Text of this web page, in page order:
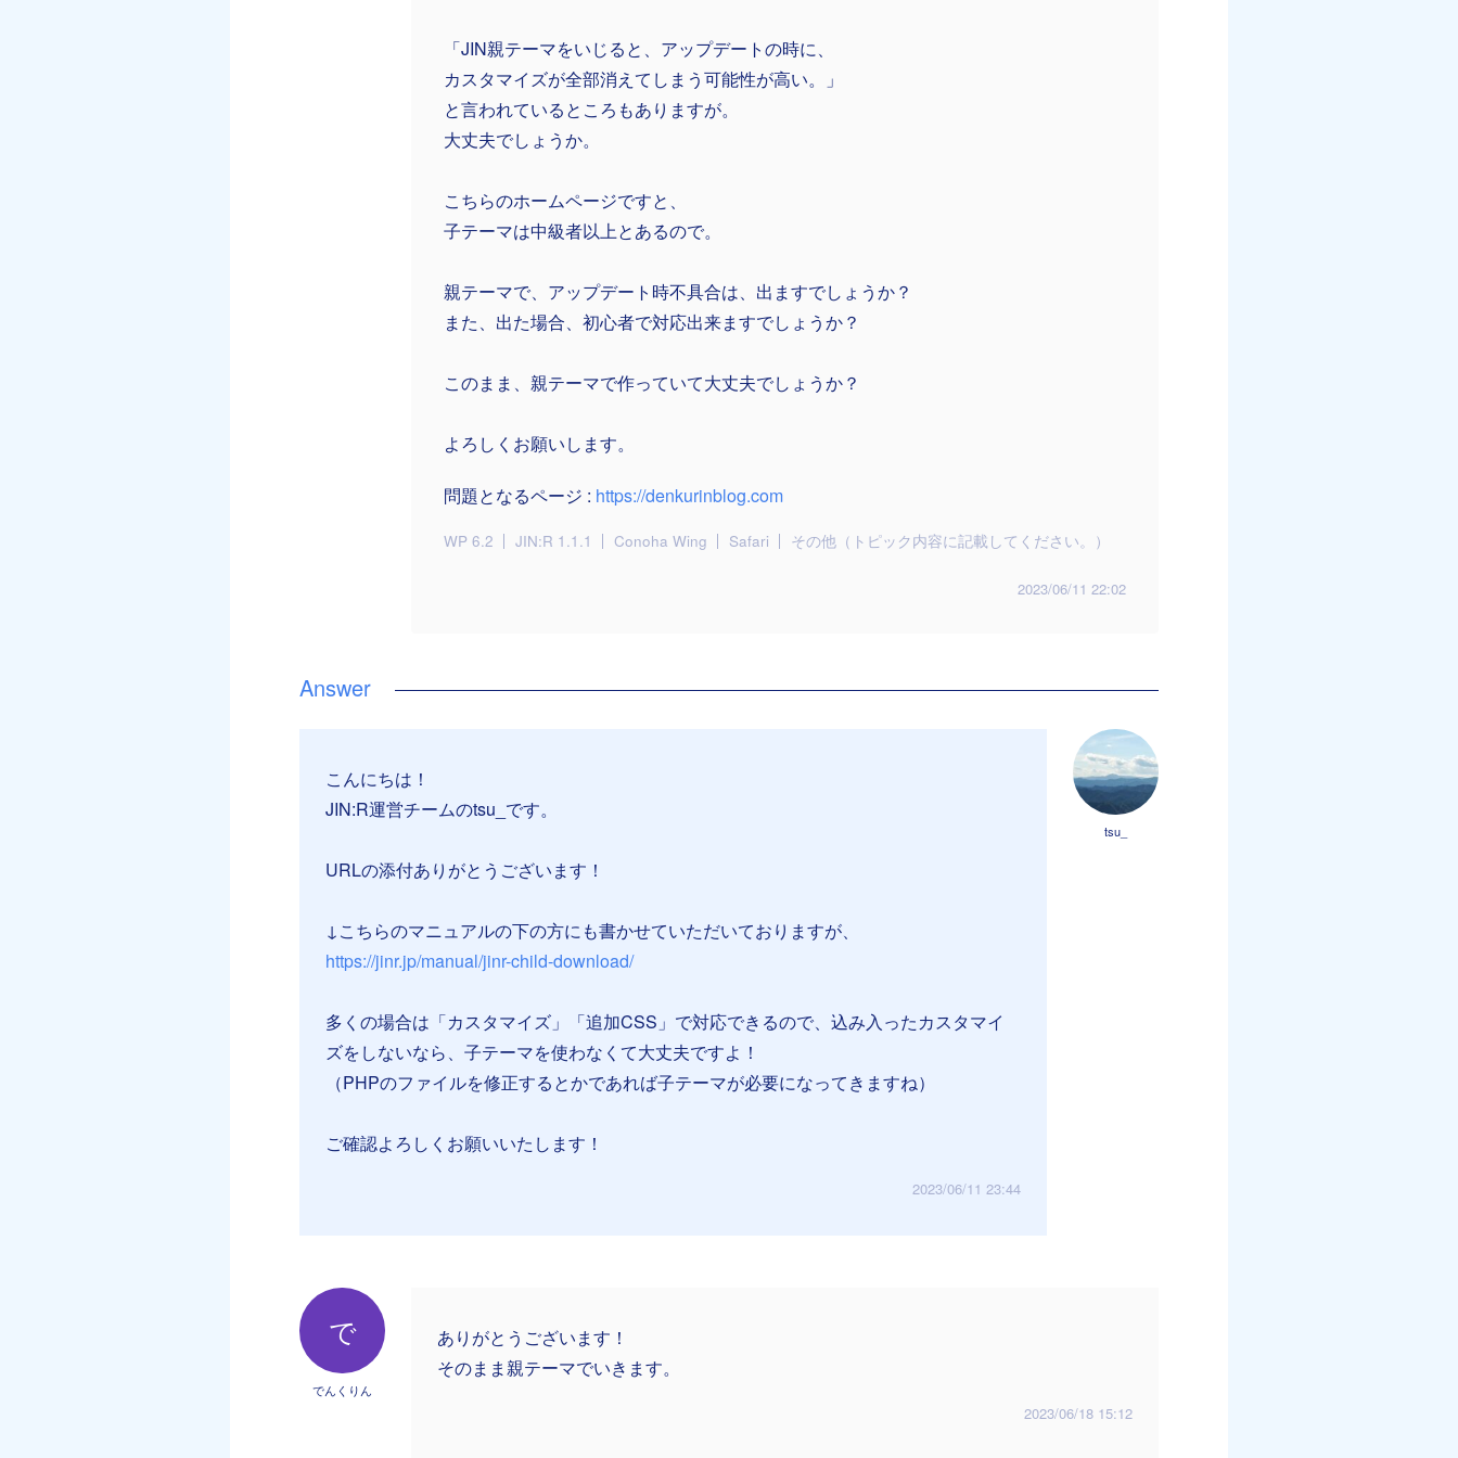
「JIN親テーマをいじると、アップデートの時に、
カスタマイズが全部消えてしまう可能性が高い。」
と言われているところもありますが。
大丈夫でしょうか。
こちらのホームページですと、
子テーマは中級者以上とあるので。
親テーマで、アップデート時不具合は、出ますでしょうか？
また、出た場合、初心者で対応出来ますでしょうか？
このまま、親テーマで作っていて大丈夫でしょうか？
よろしくお願いします。
問題となるページ : https://denkurinblog.com
WP 6.2 JIN:R 1.1.1 Conoha Wing Safari その他（トピック内容に記載してください。）
2023/06/11 22:02
tsu_
こんにちは！
JIN:R運営チームのtsu_です。
URLの添付ありがとうございます！
↓こちらのマニュアルの下の方にも書かせていただいておりますが、
https://jinr.jp/manual/jinr-child-download/
多くの場合は「カスタマイズ」「追加CSS」で対応できるので、込み入ったカスタマイ
ズをしないなら、子テーマを使わなくて大丈夫ですよ！
（PHPのファイルを修正するとかであれば子テーマが必要になってきますね）
ご確認よろしくお願いいたします！
2023/06/11 23:44
で
でんくりん
ありがとうございます！
そのまま親テーマでいきます。
2023/06/18 15:12